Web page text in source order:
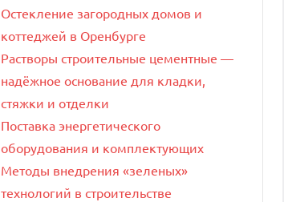
Остекление загородных домов и
коттеджей в Оренбурге
Растворы строительные цементные —
надёжное основание для кладки,
стяжки и отделки
Поставка энергетического
оборудования и комплектующих
Методы внедрения «зеленых»
технологий в строительстве